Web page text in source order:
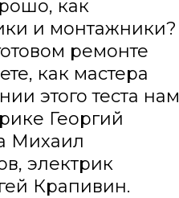
как
и монтажники?
ремонте
как мастера
этого теста нам
Георгий
Михаил
электрик
Крапивин.